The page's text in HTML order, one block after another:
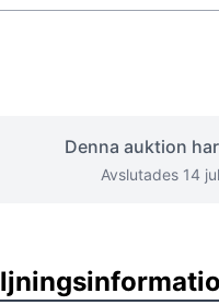
Denna auktion
Avslutades 14